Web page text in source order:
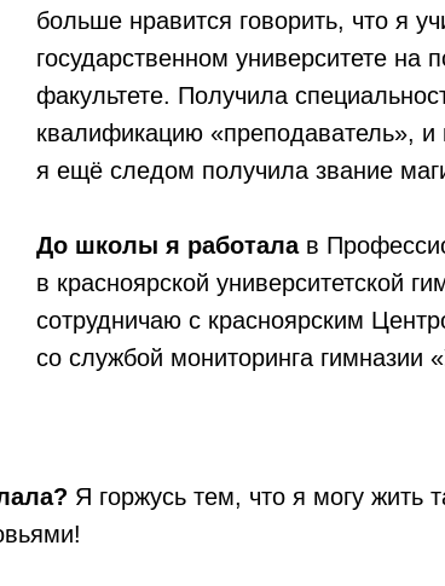
больше нравится говорить, что я
государственном университете на
факультете. Получила
квалификацию «преподаватель», и
я ещё следом получила звание
До школы я работалав
в красноярской университетской
сотрудничаю с красноярским
со службой мониторинга гимназии
Я горжусь тем, что я могу жить